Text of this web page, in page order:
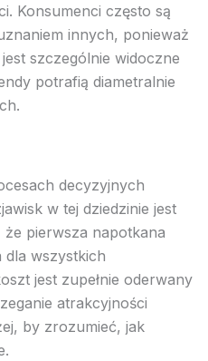
Konsumenci często są
innych, ponieważ
szczególnie widoczne
potrafią diametralnie
decyzyjnych
w tej dziedzinie jest
pierwsza napotkana
dla wszystkich
jest zupełnie oderwany
atrakcyjności
by zrozumieć, jak